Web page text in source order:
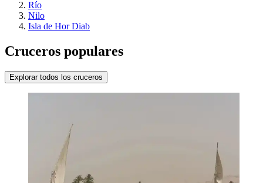
Río
Nilo
Isla de Hor Diab
Cruceros populares
Explorar todos los cruceros